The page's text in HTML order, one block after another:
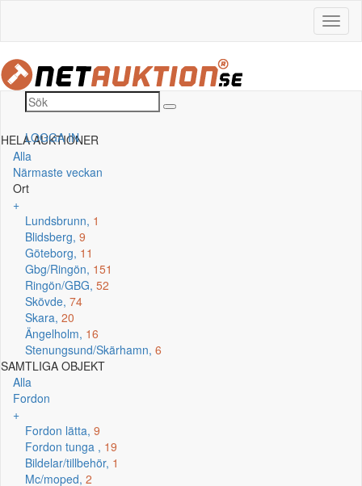
LOGGA IN
HELA AUKTIONER
Alla
Närmaste veckan
Ort
+
Lundsbrunn, 1
Blidsberg, 9
Göteborg, 11
Gbg/Ringön, 151
Ringön/GBG, 52
Skövde, 74
Skara, 20
Ängelholm, 16
Stenungsund/Skärhamn, 6
SAMTLIGA OBJEKT
Alla
Fordon
+
Fordon lätta, 9
Fordon tunga , 19
Bildelar/tillbehör, 1
Mc/moped, 2